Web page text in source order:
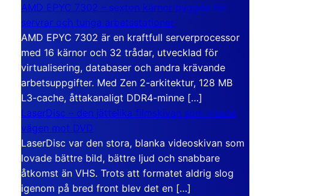
AMD EPYC 7302 – sexton kärnor byggda för
servrar och tunga arbetsstationer
AMD EPYC 7302 är en kraftfull serverprocessor
med 16 kärnor och 32 trådar, utvecklad för
virtualisering, databaser och andra krävande
arbetsuppgifter. Med Zen 2-arkitektur, 128 MB
L3-cache, åttakanaligt DDR4-minne […]
LaserDisc – den jättelika filmskivan som visade
vägen mot DVD
LaserDisc var den stora, blanka videoskivan som
lovade bättre bild, bättre ljud och snabbare
åtkomst än VHS. Trots att formatet aldrig slog
igenom på bred front blev det en […]